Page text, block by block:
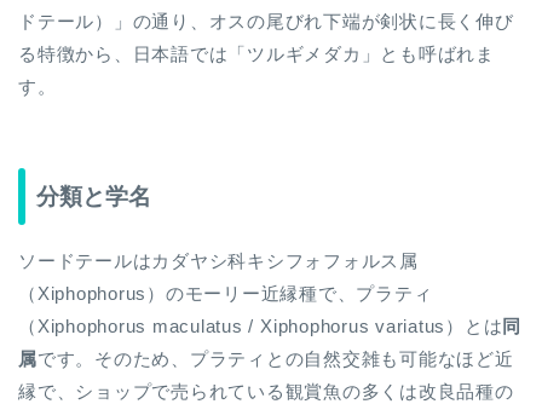
ドテール）」の通り、オスの尾びれ下端が剣状に長く伸び
る特徴から、日本語では「ツルギメダカ」とも呼ばれま
す。
分類と学名
ソードテールはカダヤシ科キシフォフォルス属
（Xiphophorus）のモーリー近縁種で、プラティ
（Xiphophorus maculatus / Xiphophorus variatus）とは 同
属です。そのため、プラティとの自然交雑も可能なほど近
縁で、ショップで売られている観賞魚の多くは改良品種の